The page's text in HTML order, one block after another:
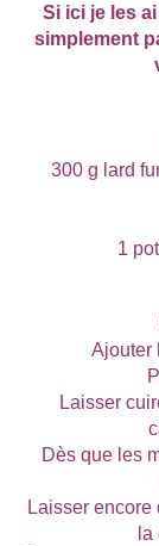
Si ici je les
simplement
300 g lard
1
Ajouter
Laisser
Dès que les
Laisser